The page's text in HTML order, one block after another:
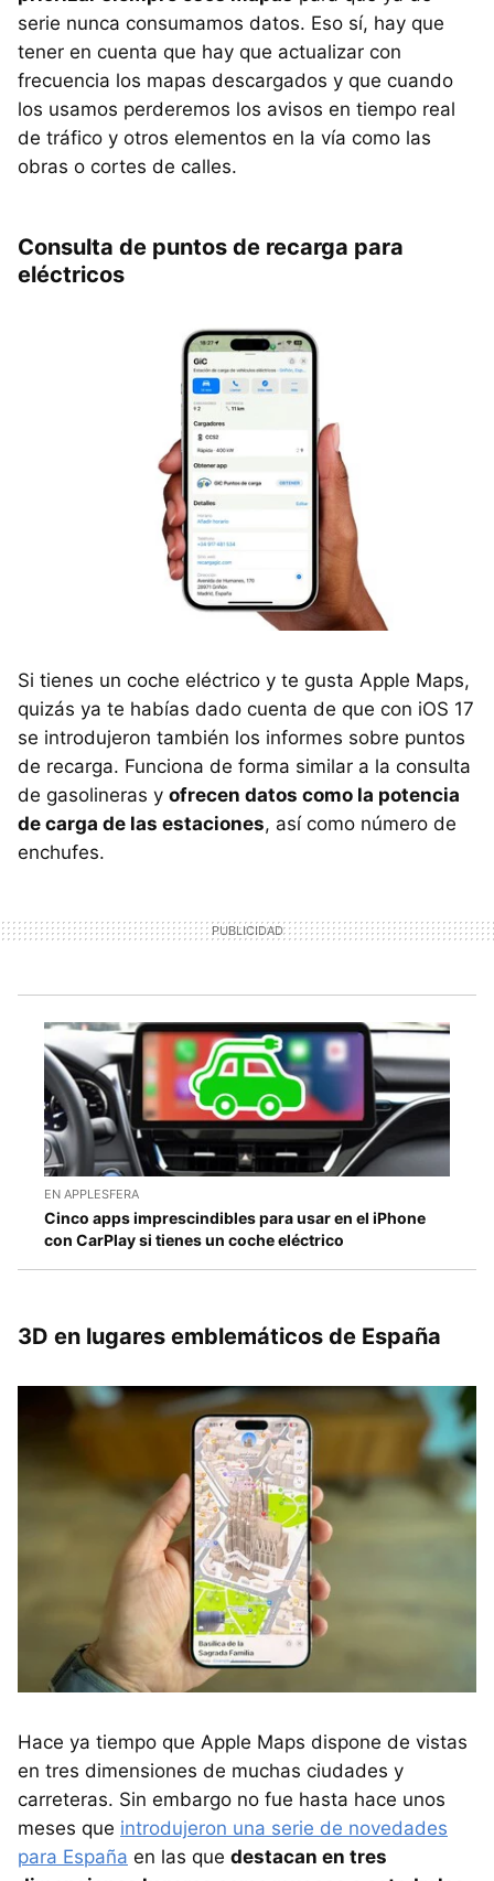
serie nunca consumamos datos. Eso sí, hay que
tener en cuenta que hay que actualizar con
frecuencia los mapas descargados y que cuando
los usamos perderemos los avisos en tiempo real
de tráfico y otros elementos en la vía como las
obras o cortes de calles.
Consulta de puntos de recarga para
eléctricos
Si tienes un coche eléctrico y te gusta Apple Maps,
quizás ya te habías dado cuenta de que con iOS 17
se introdujeron también los informes sobre puntos
de recarga. Funciona de forma similar a la consulta
de gasolineras y ofrecen datos como la potencia
de carga de las estaciones, así como número de
enchufes.
EN APPLESFERA
Cinco apps imprescindibles para usar en el iPhone
con CarPlay si tienes un coche eléctrico
3D en lugares emblemáticos de España
Hace ya tiempo que Apple Maps dispone de vistas
en tres dimensiones de muchas ciudades y
carreteras. Sin embargo no fue hasta hace unos
meses que introdujeron una serie de novedades
para España en las que destacan en tres